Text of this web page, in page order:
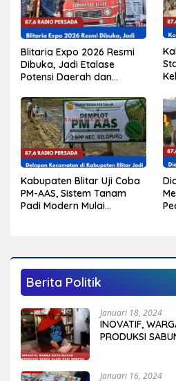
Blitaria Expo 2026 Resmi
Dibuka, Jadi Etalase
Potensi Daerah dan
Kabupaten Blitar
Kabupaten Blitar Uji Coba
PM-AAS, Sistem Tanam
Padi Modern Mulai
Berita Politik
Januari 18, 2024
INOVATIF,
PRODUKSI
Januari 16, 2024